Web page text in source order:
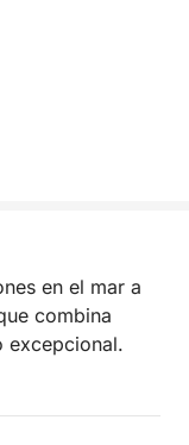
en el mar a
combina
excepcional.
esta obra